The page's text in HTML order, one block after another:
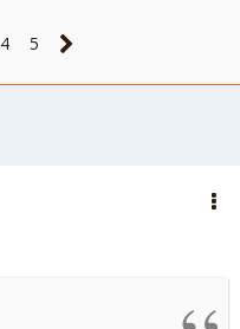
4 5